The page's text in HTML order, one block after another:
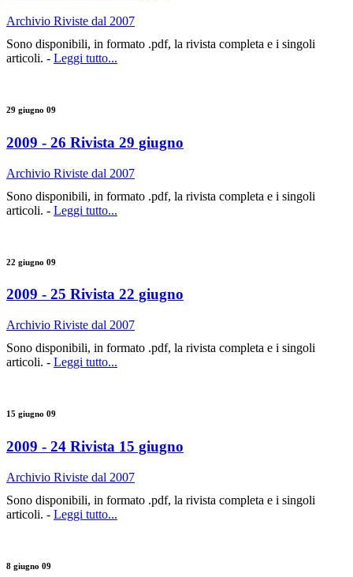
Archivio Riviste dal 2007
Sono disponibili, in formato .pdf, la rivista completa e i singoli
articoli. - Leggi tutto...
29 giugno 09
2009 - 26 Rivista 29 giugno
Archivio Riviste dal 2007
Sono disponibili, in formato .pdf, la rivista completa e i singoli
articoli. - Leggi tutto...
22 giugno 09
2009 - 25 Rivista 22 giugno
Archivio Riviste dal 2007
Sono disponibili, in formato .pdf, la rivista completa e i singoli
articoli. - Leggi tutto...
15 giugno 09
2009 - 24 Rivista 15 giugno
Archivio Riviste dal 2007
Sono disponibili, in formato .pdf, la rivista completa e i singoli
articoli. - Leggi tutto...
8 giugno 09